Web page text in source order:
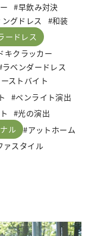
早飲み対決
グドレス
和装
ードレス
キクラッカー
ラベンダードレス
ストバイト
ペンライト演出
光の演出
ル
アットホーム
ァスタイル